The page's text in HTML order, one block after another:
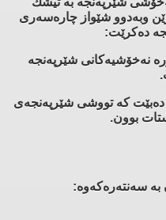
وبەدوو شێواز چارەسەری
دەكرێت:
نەخۆشیەكانی شێرپەنجە
دەبێت كە تووشی شێرپەنجەی
بوون.
بە سەنتەرەكەوە: